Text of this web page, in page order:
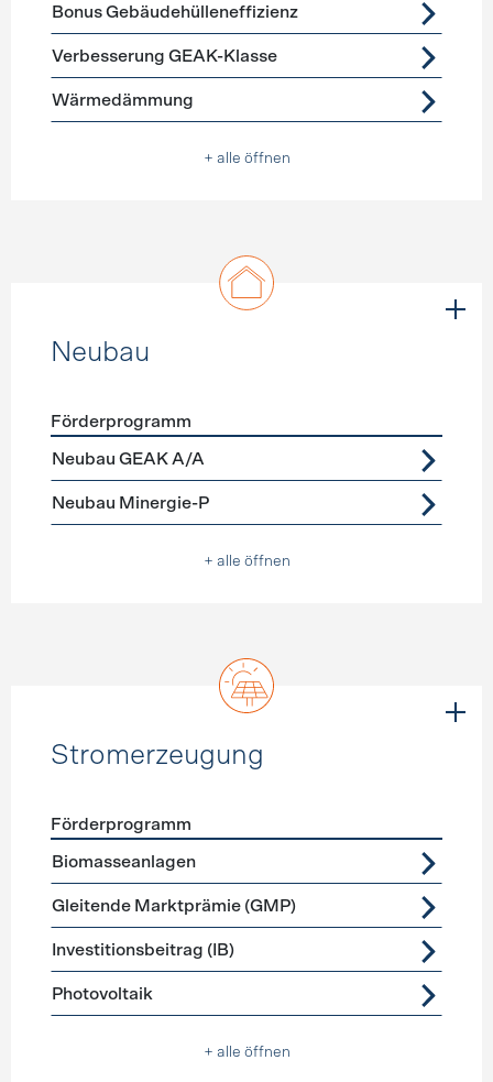
Bonus Gebäudehülleneffizienz
Verbesserung GEAK-Klasse
Wärmedämmung
+ alle öffnen
Neubau
Förderprogramme
Förderprogramm
Neubau GEAK A/A
Neubau Minergie-P
+ alle öffnen
Stromerzeugung
Förderprogramme
Förderprogramm
Biomasseanlagen
Gleitende Marktprämie (GMP)
Investitionsbeitrag (IB)
Photovoltaik
+ alle öffnen